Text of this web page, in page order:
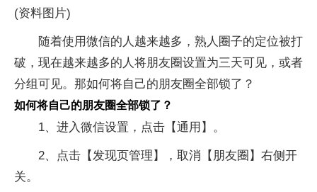
(资料图片)
随着使用微信的人越来越多，熟人圈子的定位被打
破，现在越来越多的人将朋友圈设置为三天可见，或者
分组可见。那如何将自己的朋友圈全部锁了？
如何将自己的朋友圈全部锁了？
1、进入微信设置，点击【通用】。
2、点击【发现页管理】，取消【朋友圈】右侧开
关。